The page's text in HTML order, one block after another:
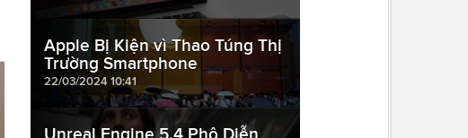
Apple Bị Kiện vì Thao Túng Thị
Trường Smartphone
22/03/2024 10:41
Unreal Engine 5.4 Phô Diễn